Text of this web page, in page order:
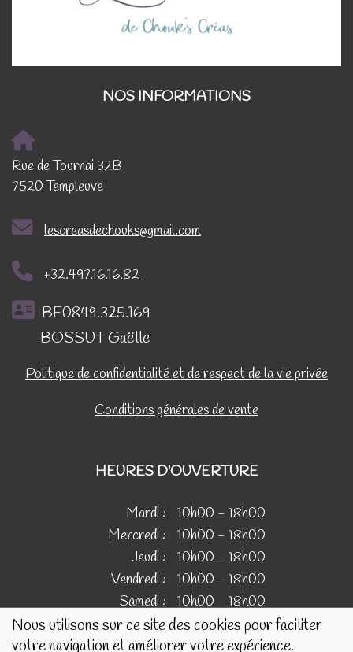
Nous utilisons sur ce site des cookies pour faciliter
votre navigation et améliorer votre expérience.
NOS INFORMATIONS
Rue de Tournai 32B
7520 Templeuve
lescreasdechouks@gmail.com
+32.497.16.16.82
BE0849.325.169
BOSSUT Gaëlle
Politique de confidentialité et de respect de la vie privée
Conditions générales de vente
HEURES D'OUVERTURE
Mardi :
10h00 - 18h00
Mercredi :
10h00 - 18h00
Jeudi :
10h00 - 18h00
Vendredi :
10h00 - 18h00
Samedi :
10h00 - 18h00